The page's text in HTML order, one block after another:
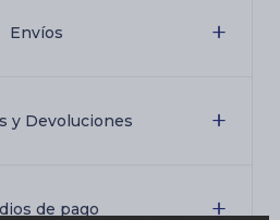
Envíos
y Devoluciones
de pago